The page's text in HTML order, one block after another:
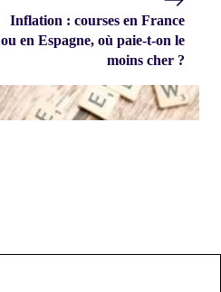
Inflation : courses en France
ou en Espagne, où paie-t-on le
moins cher ?